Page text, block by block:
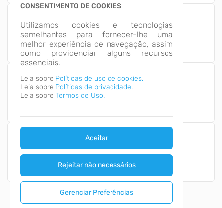
CONSENTIMENTO DE COOKIES
Utilizamos cookies e tecnologias
semelhantes para fornecer-lhe uma
melhor experiência de navegação, assim
como providenciar alguns recursos
essenciais.
Leia sobre Políticas de uso de cookies.
Leia sobre Políticas de privacidade.
Leia sobre Termos de Uso.
Aceitar
Rejeitar não necessários
Gerenciar Preferências
3% Serviços
Informativos
97%Serviços
Acessos aos Serviços
1.3 M